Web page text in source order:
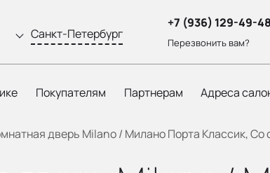
Санкт-Петербург
+7 (936) 129-49-48
Перезвонить вам?
Покупателям Партнерам Адреса
дверь Milano / Милано Порта Классик,